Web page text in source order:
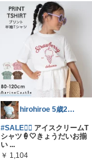
hirohiroe 5歳2歳👦👧
#SALE❤️‍🔥 アイスクリームT
シャツ🍦🤍きょうだいお揃
い ...
￥ 1,104